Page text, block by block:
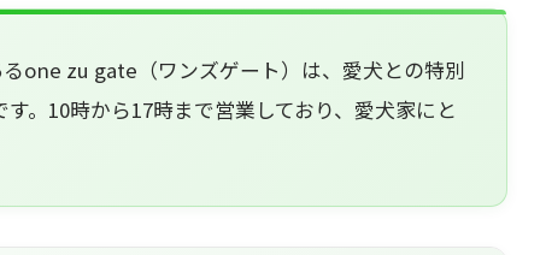
one zu gate（ワンズゲート）は、愛犬との特別
。10時から17時まで営業しており、愛犬家にと